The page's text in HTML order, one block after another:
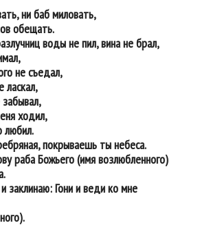
ни баб миловать,
обещать.
воды не пил, вина не брал,
не съедал,
ласкал,
ходил,
любил.
покрываешь ты небеса.
раба Божьего (имя возлюбленного)
заклинаю: Гони и веди ко мне